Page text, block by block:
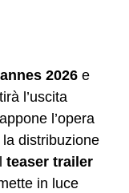
2026 e
l’uscita
l’opera
distribuzione
teaser trailer
in luce